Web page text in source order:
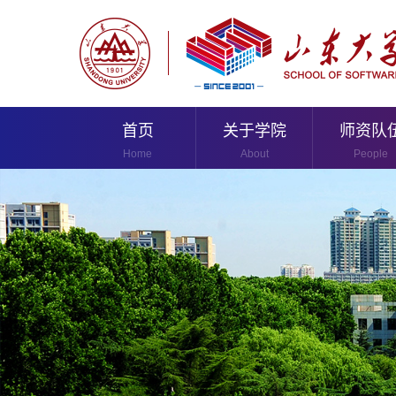
首页
Home
关于学院
About
师资队
People